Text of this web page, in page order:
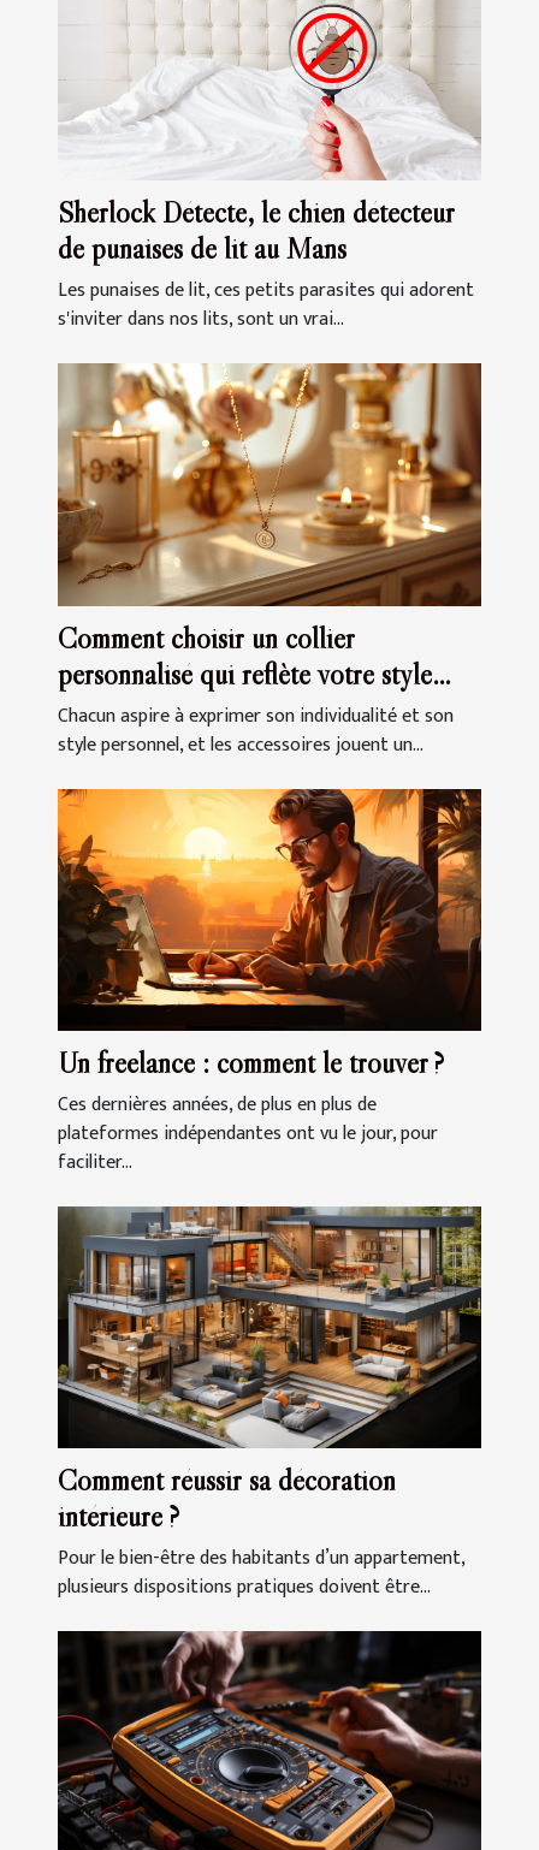
Sherlock Détecte, le chien détecteur
de punaises de lit au Mans
Les punaises de lit, ces petits parasites qui adorent
s'inviter dans nos lits, sont un vrai...
Comment choisir un collier
personnalisé qui reflète votre style
unique
Chacun aspire à exprimer son individualité et son
style personnel, et les accessoires jouent un...
Un freelance : comment le trouver ?
Ces dernières années, de plus en plus de
plateformes indépendantes ont vu le jour, pour
faciliter...
Comment réussir sa décoration
intérieure ?
Pour le bien-être des habitants d’un appartement,
plusieurs dispositions pratiques doivent être...